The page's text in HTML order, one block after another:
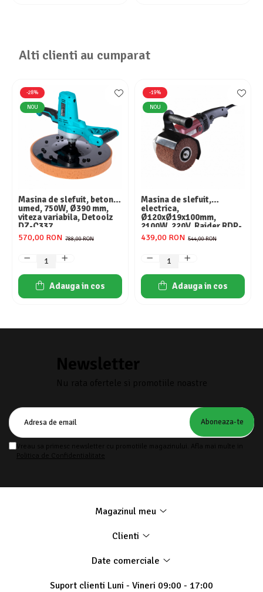
Alti clienti au cumparat
-28%
NOU
Masina de slefuit, beton
umed, 750W, Ø390 mm,
viteza variabila, Detoolz
DZ-C337
788,00 RON
570,00 RON
Adauga in cos
-19%
NOU
Masina de slefuit,
electrica,
Ø120xØ19x100mm,
2100W, 220V, Raider RDP-
BM01
544,00 RON
439,00 RON
Adauga in cos
Newsletter
Nu rata ofertele si promotiile noastre
Vreau sa primesc newsletter cu promotiile magazinului. Afla mai multe in
Politica de Confidentialitate
Magazinul meu
Clienti
Date comerciale
Suport clienti Luni - Vineri 09:00 - 17:00